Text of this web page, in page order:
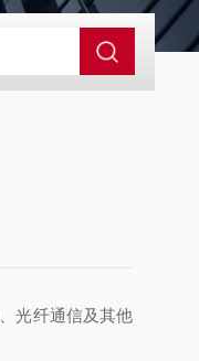
l/mm@ 871nmOCT光
光纤通信及其他